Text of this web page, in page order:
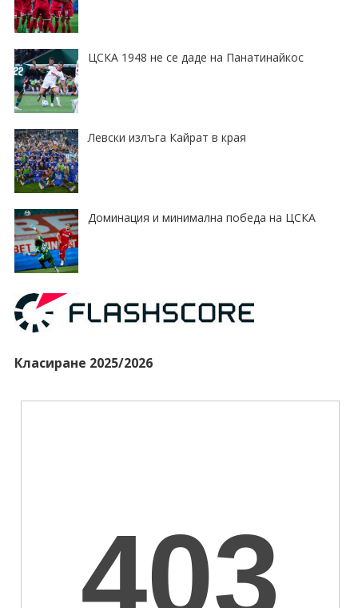
ЦСКА 1948 не се даде на Панатинайкос
Левски излъга Кайрат в края
Доминация и минимална победа на ЦСКА
Класиране 2025/2026